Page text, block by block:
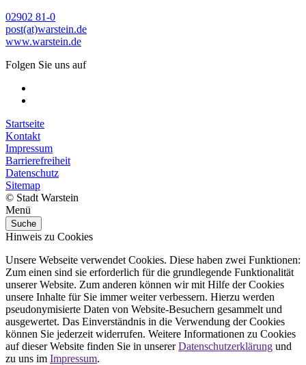
02902 81-0
post(at)warstein.de
www.warstein.de
Folgen Sie uns auf
Startseite
Kontakt
Impressum
Barrierefreiheit
Datenschutz
Sitemap
© Stadt Warstein
Menü
Suche
Hinweis zu Cookies
Unsere Webseite verwendet Cookies. Diese haben zwei Funktionen:
Zum einen sind sie erforderlich für die grundlegende Funktionalität
unserer Website. Zum anderen können wir mit Hilfe der Cookies
unsere Inhalte für Sie immer weiter verbessern. Hierzu werden
pseudonymisierte Daten von Website-Besuchern gesammelt und
ausgewertet. Das Einverständnis in die Verwendung der Cookies
können Sie jederzeit widerrufen. Weitere Informationen zu Cookies
auf dieser Website finden Sie in unsererDatenschutzerklärung und
zu uns im Impressum.